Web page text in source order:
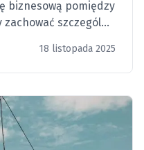
biznesową pomiędzy
szczególną
18 listopada 2025